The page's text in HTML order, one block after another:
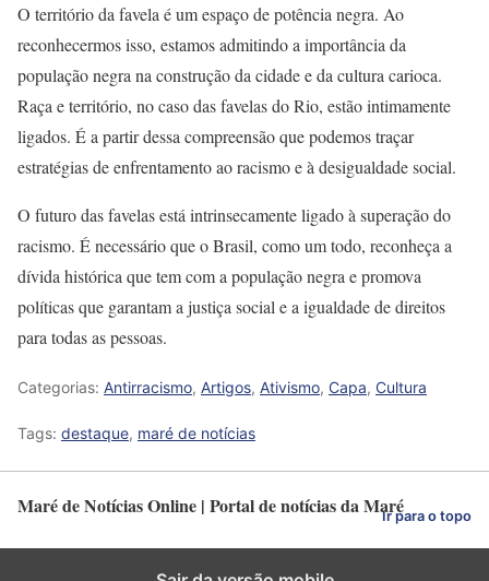
O território da favela é um espaço de potência negra. Ao
reconhecermos isso, estamos admitindo a importância da
população negra na construção da cidade e da cultura carioca.
Raça e território, no caso das favelas do Rio, estão intimamente
ligados. É a partir dessa compreensão que podemos traçar
estratégias de enfrentamento ao racismo e à desigualdade social.
O futuro das favelas está intrinsecamente ligado à superação do
racismo. É necessário que o Brasil, como um todo, reconheça a
dívida histórica que tem com a população negra e promova
políticas que garantam a justiça social e a igualdade de direitos
para todas as pessoas.
Categorias: Antirracismo, Artigos, Ativismo, Capa, Cultura
Tags: destaque, maré de notícias
Maré de Notícias Online | Portal de notícias da MaréIr para o topo